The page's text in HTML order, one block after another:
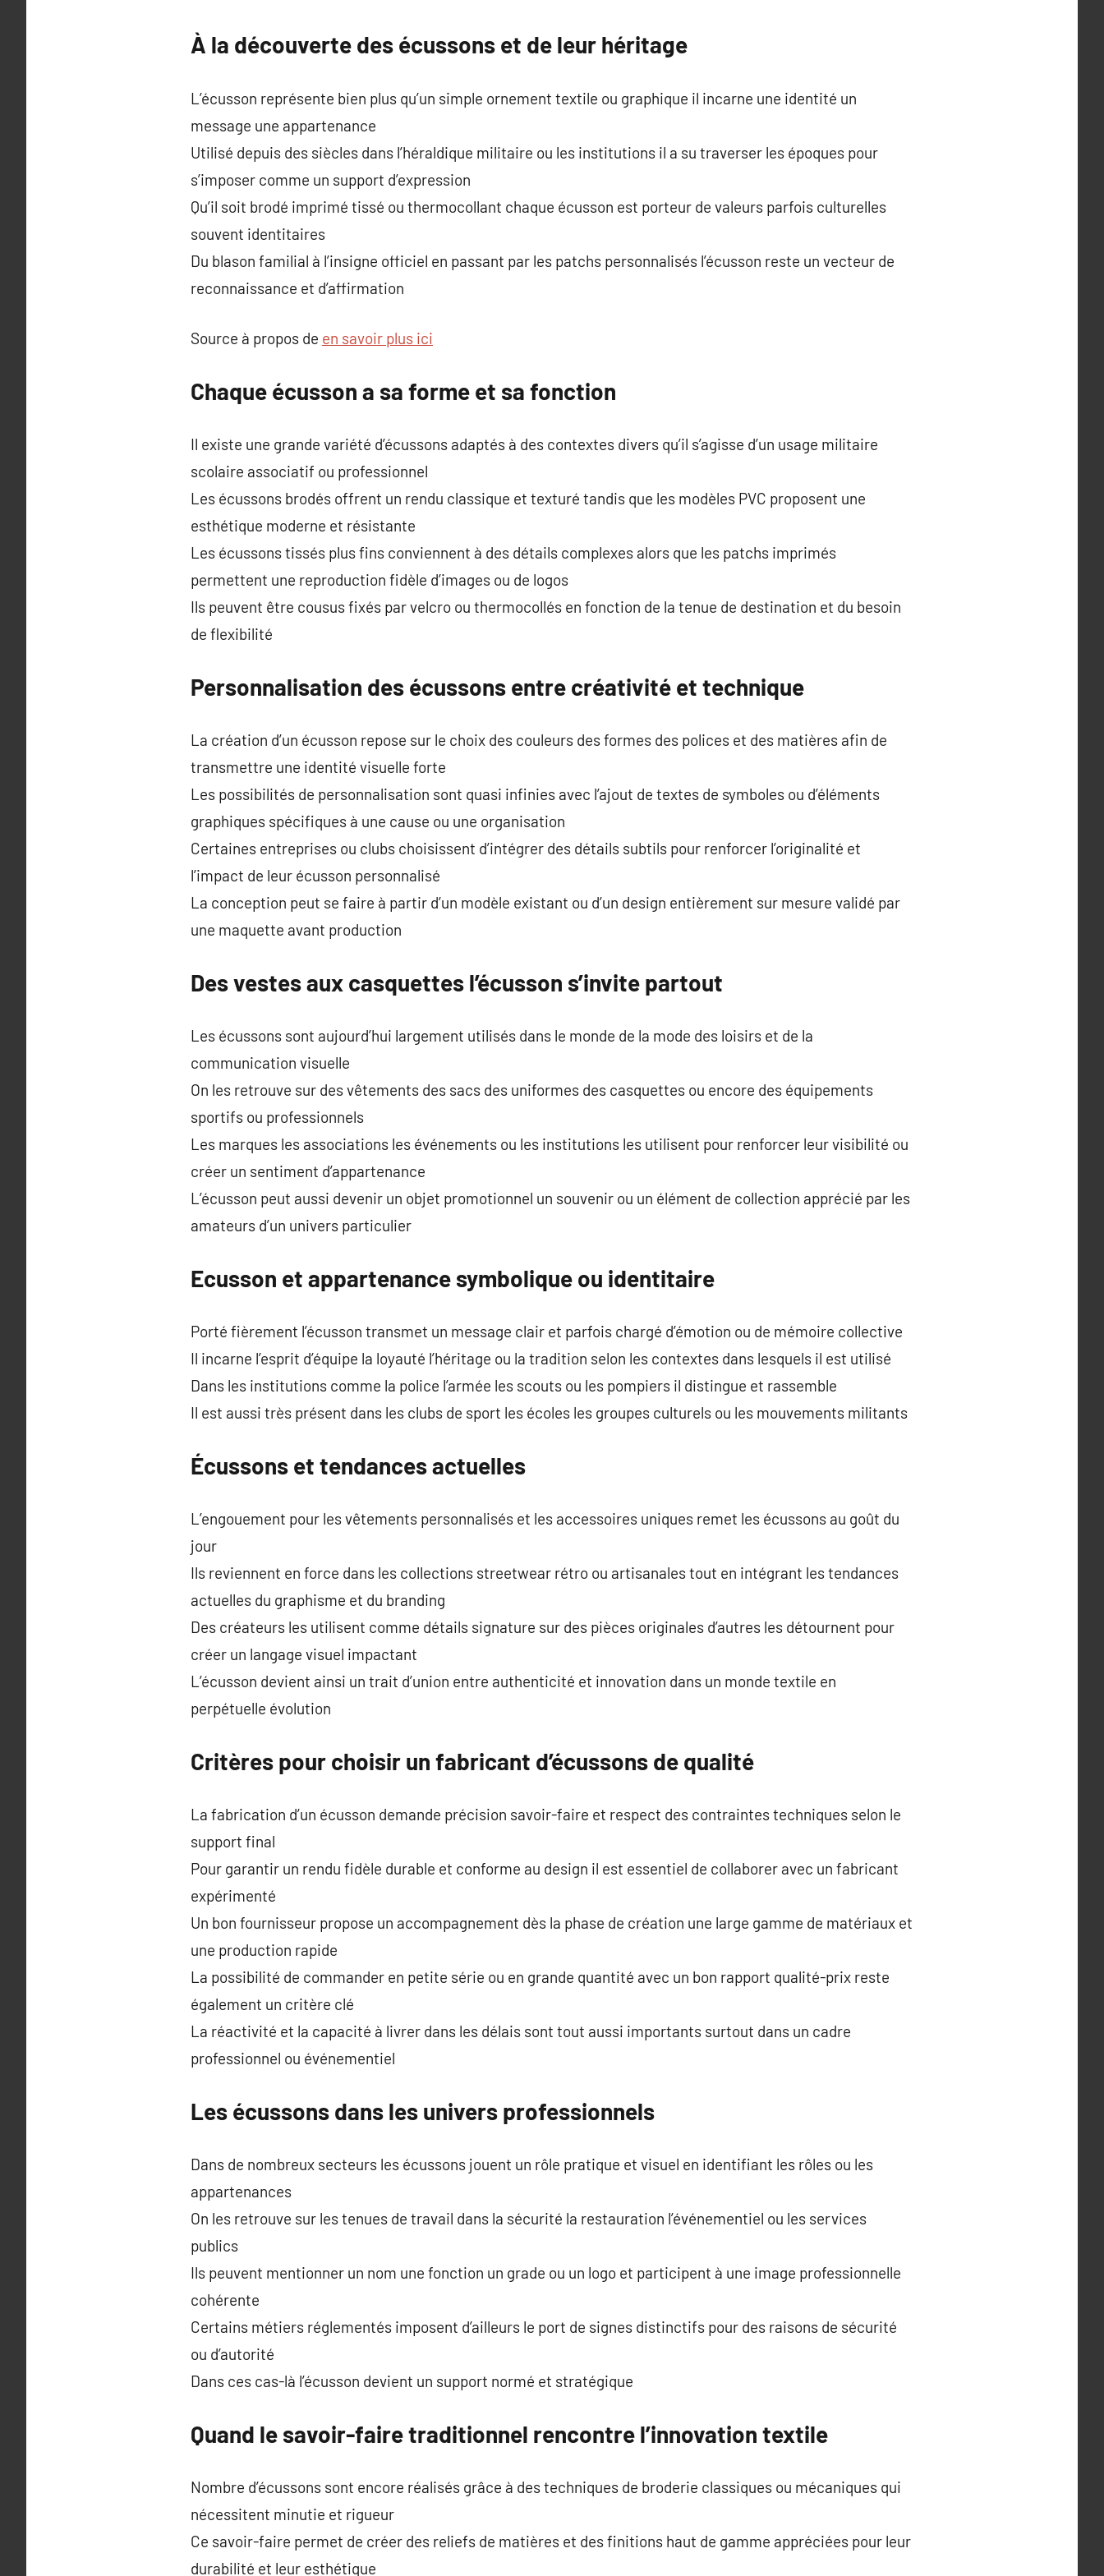
À la découverte des écussons et de leur héritage
L’écusson représente bien plus qu’un simple ornement textile ou graphique il incarne une identité un
message une appartenance
Utilisé depuis des siècles dans l’héraldique militaire ou les institutions il a su traverser les époques pour
s’imposer comme un support d’expression
Qu’il soit brodé imprimé tissé ou thermocollant chaque écusson est porteur de valeurs parfois culturelles
souvent identitaires
Du blason familial à l’insigne officiel en passant par les patchs personnalisés l’écusson reste un vecteur de
reconnaissance et d’affirmation
Source à propos de en savoir plus ici
Chaque écusson a sa forme et sa fonction
Il existe une grande variété d’écussons adaptés à des contextes divers qu’il s’agisse d’un usage militaire
scolaire associatif ou professionnel
Les écussons brodés offrent un rendu classique et texturé tandis que les modèles PVC proposent une
esthétique moderne et résistante
Les écussons tissés plus fins conviennent à des détails complexes alors que les patchs imprimés
permettent une reproduction fidèle d’images ou de logos
Ils peuvent être cousus fixés par velcro ou thermocollés en fonction de la tenue de destination et du besoin
de flexibilité
Personnalisation des écussons entre créativité et technique
La création d’un écusson repose sur le choix des couleurs des formes des polices et des matières afin de
transmettre une identité visuelle forte
Les possibilités de personnalisation sont quasi infinies avec l’ajout de textes de symboles ou d’éléments
graphiques spécifiques à une cause ou une organisation
Certaines entreprises ou clubs choisissent d’intégrer des détails subtils pour renforcer l’originalité et
l’impact de leur écusson personnalisé
La conception peut se faire à partir d’un modèle existant ou d’un design entièrement sur mesure validé par
une maquette avant production
Des vestes aux casquettes l’écusson s’invite partout
Les écussons sont aujourd’hui largement utilisés dans le monde de la mode des loisirs et de la
communication visuelle
On les retrouve sur des vêtements des sacs des uniformes des casquettes ou encore des équipements
sportifs ou professionnels
Les marques les associations les événements ou les institutions les utilisent pour renforcer leur visibilité ou
créer un sentiment d’appartenance
L’écusson peut aussi devenir un objet promotionnel un souvenir ou un élément de collection apprécié par les
amateurs d’un univers particulier
Ecusson et appartenance symbolique ou identitaire
Porté fièrement l’écusson transmet un message clair et parfois chargé d’émotion ou de mémoire collective
Il incarne l’esprit d’équipe la loyauté l’héritage ou la tradition selon les contextes dans lesquels il est utilisé
Dans les institutions comme la police l’armée les scouts ou les pompiers il distingue et rassemble
Il est aussi très présent dans les clubs de sport les écoles les groupes culturels ou les mouvements militants
Écussons et tendances actuelles
L’engouement pour les vêtements personnalisés et les accessoires uniques remet les écussons au goût du
jour
Ils reviennent en force dans les collections streetwear rétro ou artisanales tout en intégrant les tendances
actuelles du graphisme et du branding
Des créateurs les utilisent comme détails signature sur des pièces originales d’autres les détournent pour
créer un langage visuel impactant
L’écusson devient ainsi un trait d’union entre authenticité et innovation dans un monde textile en
perpétuelle évolution
Critères pour choisir un fabricant d’écussons de qualité
La fabrication d’un écusson demande précision savoir-faire et respect des contraintes techniques selon le
support final
Pour garantir un rendu fidèle durable et conforme au design il est essentiel de collaborer avec un fabricant
expérimenté
Un bon fournisseur propose un accompagnement dès la phase de création une large gamme de matériaux et
une production rapide
La possibilité de commander en petite série ou en grande quantité avec un bon rapport qualité-prix reste
également un critère clé
La réactivité et la capacité à livrer dans les délais sont tout aussi importants surtout dans un cadre
professionnel ou événementiel
Les écussons dans les univers professionnels
Dans de nombreux secteurs les écussons jouent un rôle pratique et visuel en identifiant les rôles ou les
appartenances
On les retrouve sur les tenues de travail dans la sécurité la restauration l’événementiel ou les services
publics
Ils peuvent mentionner un nom une fonction un grade ou un logo et participent à une image professionnelle
cohérente
Certains métiers réglementés imposent d’ailleurs le port de signes distinctifs pour des raisons de sécurité
ou d’autorité
Dans ces cas-là l’écusson devient un support normé et stratégique
Quand le savoir-faire traditionnel rencontre l’innovation textile
Nombre d’écussons sont encore réalisés grâce à des techniques de broderie classiques ou mécaniques qui
nécessitent minutie et rigueur
Ce savoir-faire permet de créer des reliefs de matières et des finitions haut de gamme appréciées pour leur
durabilité et leur esthétique